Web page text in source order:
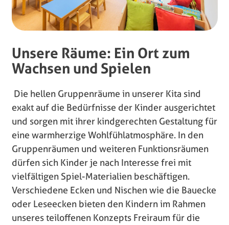
Unsere Räume: Ein Ort zum
Wachsen und Spielen
Die hellen Gruppenräume in unserer Kita sind
exakt auf die Bedürfnisse der Kinder ausgerichtet
und sorgen mit ihrer kindgerechten Gestaltung für
eine warmherzige Wohlfühlatmosphäre. In den
Gruppenräumen und weiteren Funktionsräumen
dürfen sich Kinder je nach Interesse frei mit
vielfältigen Spiel-Materialien beschäftigen.
Verschiedene Ecken und Nischen wie die Bauecke
oder Leseecken bieten den Kindern im Rahmen
unseres teiloffenen Konzepts Freiraum für die